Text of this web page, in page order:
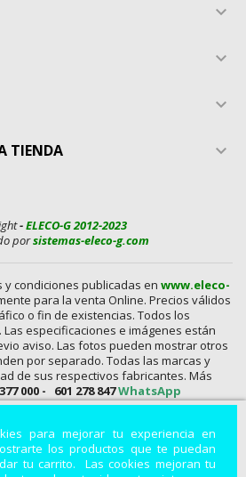
para mejorar tu experiencia en
los productos que te puedan
tu carrito. Las cookies mejoran tu



TIENDA 
-ELECO-G 2012-2023
porsistemas-eleco-g.com
y condiciones publicadas en www.eleco-
para la venta Online. Precios válidos
o fin de existencias. Todos los
. Las especificaciones e imágenes están
aviso. Las fotos pueden mostrar otros
por separado. Todas las marcas y
de sus respectivos fabricantes. Más
000 - 601 278 847WhatsApp
alimentadores, Baterías, Pilas,
Hdmi, Tester, Cargadores,
de Alimentación, Teléfonos,